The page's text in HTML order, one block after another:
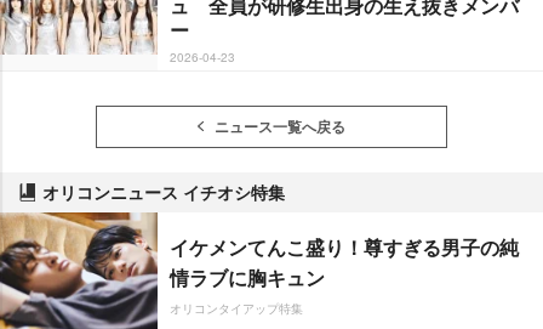
ー
2026-04-23
ニュース一覧へ戻る
オリコンニュース イチオシ特集
イケメンてんこ盛り！尊すぎる男子の純
情ラブに胸キュン
オリコンタイアップ特集